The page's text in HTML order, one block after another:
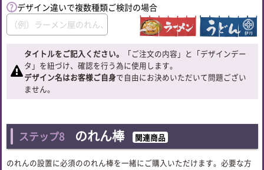
デザイン違いで複数種類ご検討の場合
タイトルをご記入ください。
「ご注文の内容」と「デザインデー
タ」を紐づけ、確認を行う為に使用します。
デザイン名はお客様ご自身で自由にお決めいただいて問題ござい
ません。
ステップ8 のれん棒 関連商品
のれんの設置に必須ののれん棒を一緒にご購入いただけます。必要な方